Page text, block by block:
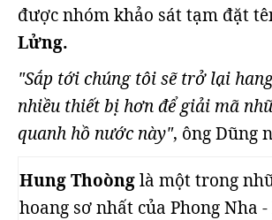
được nhóm khảo sát tạm đặt
Lửng.
"Sắp tới chúng tôi sẽ trở lại
nhiều thiết bị hơn để giải mã
quanh hồ nước này", ông Dũng
Hung Thoònglà một trong
hoang sơ nhất của Phong Nha -